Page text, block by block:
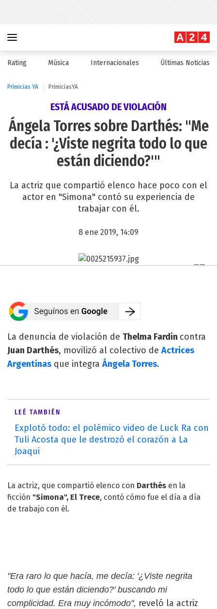
Rating Música Internacionales Últimas Noticias
Primicias YA PrimiciasYA
ESTÁ ACUSADO DE VIOLACIÓN
Ángela Torres sobre Darthés: "Me
decía : '¿Viste negrita todo lo que
están diciendo?'"
La actriz que compartió elenco hace poco con el
actor en "Simona" contó su experiencia de
trabajar con él.
8 ene 2019, 14:09
La denuncia de violación de Thelma Fardin contra
Juan Darthés, movilizó al colectivo de Actrices
Argentinas que integra Ángela Torres.
LEÉ TAMBIÉN
Explotó todo: el polémico video de Luck Ra con
Tuli Acosta que le destrozó el corazón a La
Joaqui
La actriz, que compartió elenco con Darthés en la
ficción "Simona", El Trece, contó cómo fue el día a día
de trabajo con él.
"Era raro lo que hacía, me decía: '¿Viste negrita
todo lo que están diciendo?' buscando mi
complicidad. Era muy incómodo", reveló la actriz